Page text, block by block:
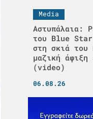
Media
Αστυπάλαια:
του Blue Star
στη σκιά του
μαζική άφιξη
(video)
06.08.26